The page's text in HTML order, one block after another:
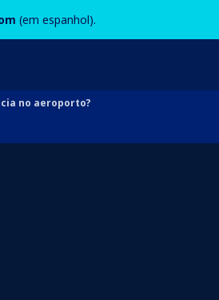
(em espanhol).
no aeroporto?